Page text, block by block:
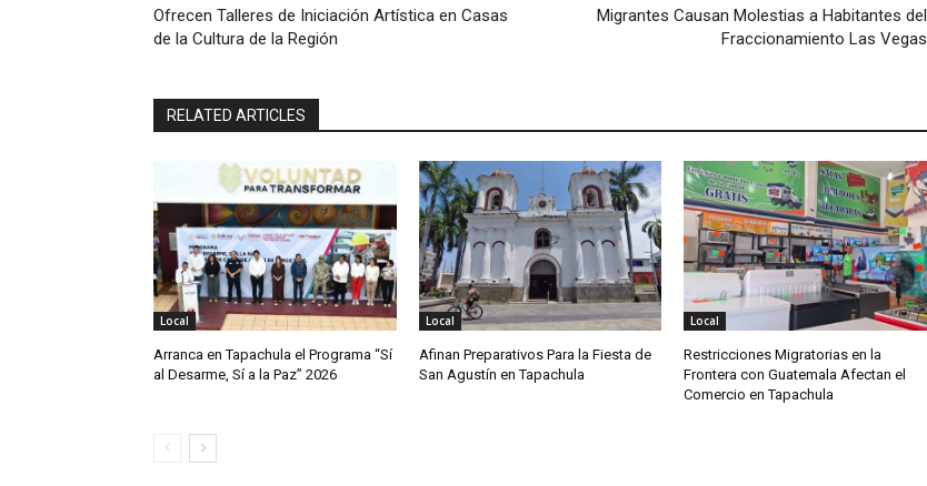
Ofrecen Talleres de Iniciación Artística en Casas
de la Cultura de la Región
Migrantes Causan Molestias a Habitantes del
Fraccionamiento Las Vegas
RELATED ARTICLES
Local
Arranca en Tapachula el Programa “Sí
al Desarme, Sí a la Paz” 2026
Local
Afinan Preparativos Para la Fiesta de
San Agustín en Tapachula
Local
Restricciones Migratorias en la
Frontera con Guatemala Afectan el
Comercio en Tapachula